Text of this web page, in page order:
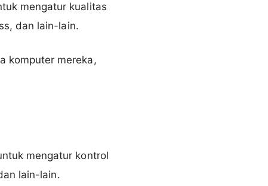
mengatur kualitas
dan lain-lain.
komputer mereka,
mengatur kontrol
lain-lain.